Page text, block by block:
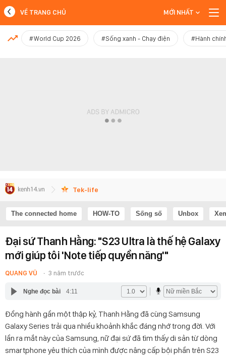
MỚI NHẤT
VỀ TRANG CHỦ MỚI NHẤT
#World Cup 2026 #Sống xanh - Chạy điện #Hành
Tek-life
The connected home HOW-TO Sống số Unbox
Đại sứ Thanh Hằng: "S23 Ultra là thế hệ Galaxy
mới giúp tôi 'Note tiếp quyền năng'"
QUANG VŨ 3 năm trước
Nghe đọc bài 4:11
Đồng hành gần một thập kỷ, Thanh Hằng đã cùng Samsung
Galaxy Series trải qua nhiều khoảnh khắc đáng nhớ trong đời. Với
lần ra mắt này của Samsung, nữ đại sứ đã tìm thấy di sản từ dòng
smartphone yêu thích của mình được nâng cấp bội phần trên S23